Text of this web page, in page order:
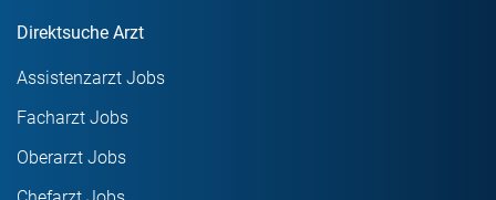
Direktsuche Arzt
Assistenzarzt Jobs
Facharzt Jobs
Oberarzt Jobs